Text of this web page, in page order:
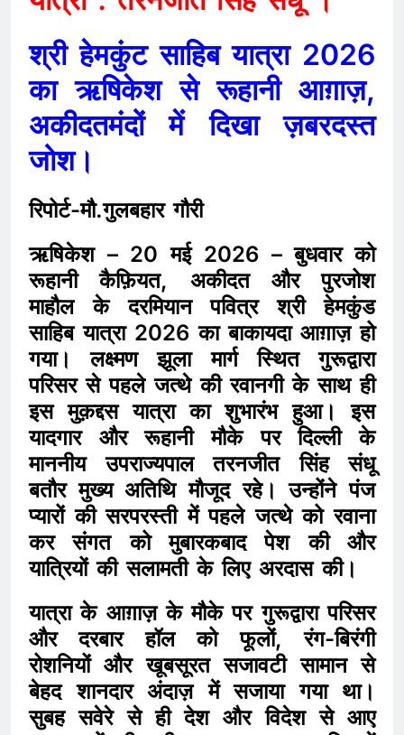
श्री हेमकुंट साहिब यात्रा 2026
का ऋषिकेश से रूहानी आग़ाज़,
अकीदतमंदों में दिखा ज़बरदस्त
जोश।
रिपोर्ट-मौ.गुलबहार गौरी
ऋषिकेश – 20 मई 2026 – बुधवार को
रूहानी कैफ़ियत, अकीदत और पुरजोश
माहौल के दरमियान पवित्र श्री हेमकुंड
साहिब यात्रा 2026 का बाकायदा आग़ाज़ हो
गया। लक्ष्मण झूला मार्ग स्थित गुरूद्वारा
परिसर से पहले जत्थे की रवानगी के साथ ही
इस मुक़द्दस यात्रा का शुभारंभ हुआ। इस
यादगार और रूहानी मौके पर दिल्ली के
माननीय उपराज्यपाल तरनजीत सिंह संधू
बतौर मुख्य अतिथि मौजूद रहे। उन्होंने पंज
प्यारों की सरपरस्ती में पहले जत्थे को रवाना
कर संगत को मुबारकबाद पेश की और
यात्रियों की सलामती के लिए अरदास की।
यात्रा के आग़ाज़ के मौके पर गुरूद्वारा परिसर
और दरबार हॉल को फूलों, रंग-बिरंगी
रोशनियों और खूबसूरत सजावटी सामान से
बेहद शानदार अंदाज़ में सजाया गया था।
सुबह सवेरे से ही देश और विदेश से आए